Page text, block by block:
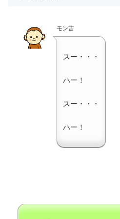
モン吉
スー・・・
ハー！
スー・・・
ハー！